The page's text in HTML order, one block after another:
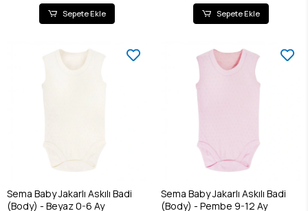
Sepete Ekle Sepete Ekle
Sema Baby Jakarlı Askılı Badi
(Body) - Beyaz 0-6 Ay
Sema Baby Jakarlı Askılı Badi
(Body) - Pembe 9-12 Ay